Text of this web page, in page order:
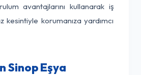
avantajlarını kullanarak iş
kesintiyle korumanıza yardımcı
Sinop Eşya